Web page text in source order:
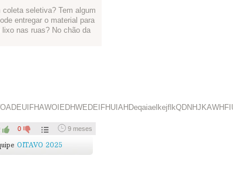
seletiva? Tem algum
entregar o material para
nas ruas? No chão da
interessantes e façam
da sala, da escola
0 9 meses
OITAVO 2025